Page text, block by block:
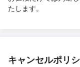
たします。
キャンセルポリ